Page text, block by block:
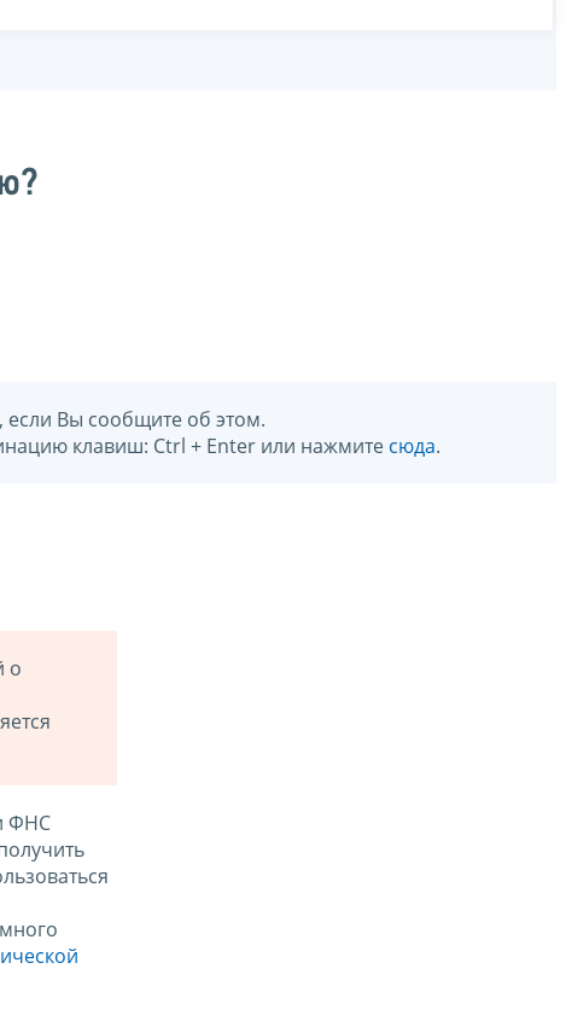
если Вы сообщите об этом.
клавиш: Ctrl + Enter или нажмите сюда.
о
ФНС